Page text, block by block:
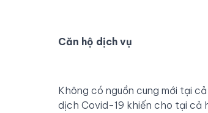
Căn hộ dịch vụ
Không có nguồn cung mới tại
dịch Covid-19 khiến cho tại cả